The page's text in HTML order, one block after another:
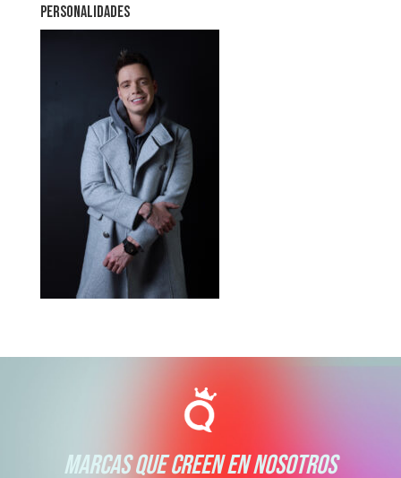
PERSONALIDADES
MARCAS QUE CREEN EN NOSOTROS